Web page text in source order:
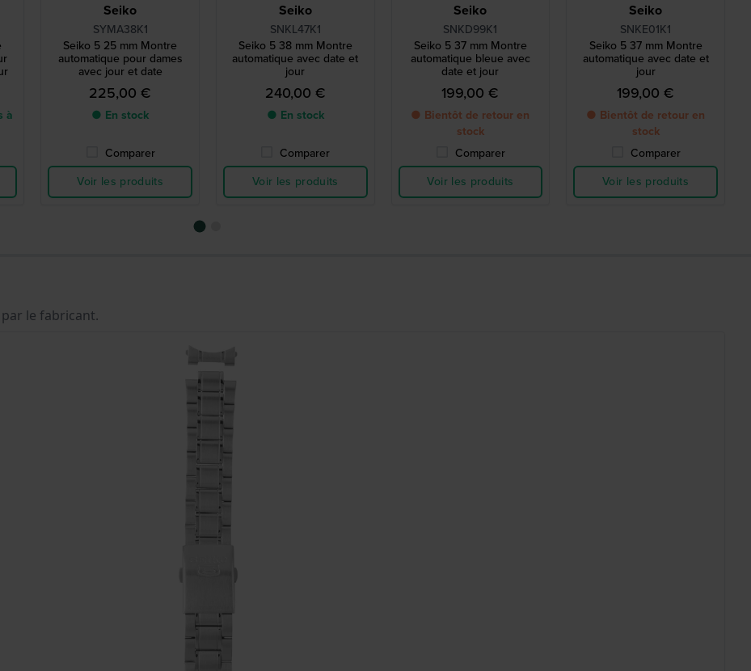
à
Seiko
SYMA38K1
Seiko 5 25 mm Montre
automatique pour dames
avec jour et date
225,00 €
● En stock
Comparer
Voir les produits
Seiko
SNKL47K1
Seiko 5 38 mm Montre
automatique avec date et
jour
240,00 €
● En stock
Comparer
Voir les produits
Seiko
SNKD99K1
Seiko 5 37 mm Montre
automatique bleue avec
date et jour
199,00 €
● Bientôt de retour en
stock
Comparer
Voir les produits
Seiko
SNKE01K1
Seiko 5 37 mm Montre
automatique avec date et
jour
199,00 €
● Bientôt de retour en
stock
Comparer
Voir les produits
le fabricant.